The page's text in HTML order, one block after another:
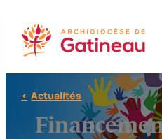
contenu
Actualités